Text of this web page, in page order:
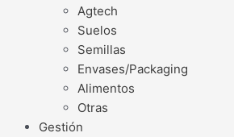
Agtech
Suelos
Semillas
Envases/Packaging
Alimentos
Otras
Gestión